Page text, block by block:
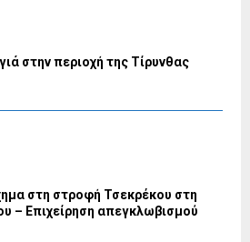
στην περιοχή της Τίρυνθας
στη στροφή Τσεκρέκου στη
– Επιχείρηση απεγκλωβισμού